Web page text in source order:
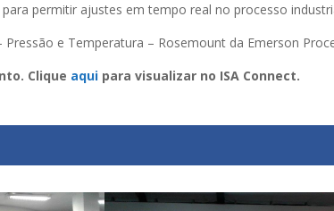
permitir ajustes em tempo real no processo
e Temperatura – Rosemount da Emerson
Clique aqui para visualizar no ISA Connect.